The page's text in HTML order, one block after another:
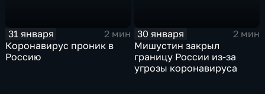
31 января
2 мин
Коронавирус проник в
Россию
30 января
2 мин
Мишустин закрыл
границу России из-за
угрозы коронавируса